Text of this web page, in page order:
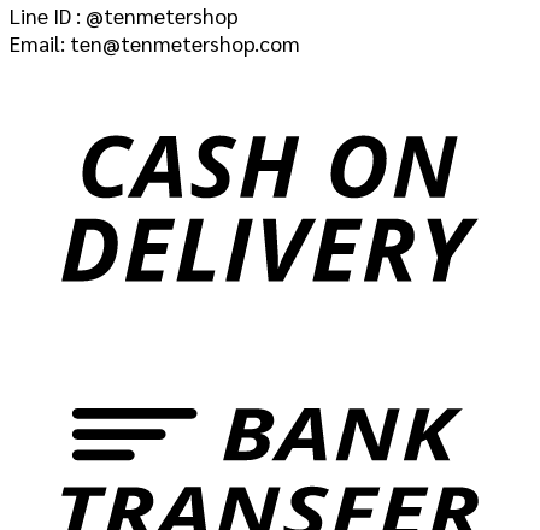
Line ID : @tenmetershop
Email: ten@tenmetershop.com